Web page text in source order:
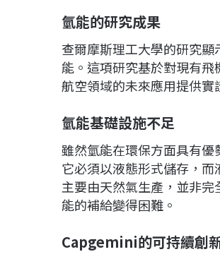
氫能的研究成果
查爾摩斯理工大學的研究
能。這項研究基於對現有
航空領域的未來應用提供實
氫能基礎設施不足
雖然氫能在環保方面具有
它必須以液態形式儲存，
主要由天然氣生產，並非
能的補給變得困難。
Capgemini的可持續創